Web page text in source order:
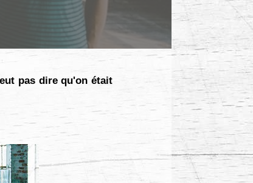
pas dire qu'on était